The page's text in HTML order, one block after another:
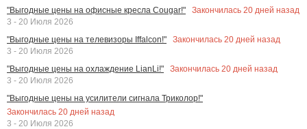
"Выгодные цены на офисные кресла Cougar!" Закончилась 20 дней назад
3 - 20 Июля 2026
"Выгодные цены на телевизоры Iffalcon!"
Закончилась 20 дней назад
3 - 20 Июля 2026
"Выгодные цены на охлаждение LianLi!"
Закончилась 20 дней назад
3 - 20 Июля 2026
"Выгодные цены на усилители сигнала Триколор!"
Закончилась 20 дней назад
3 - 20 Июля 2026